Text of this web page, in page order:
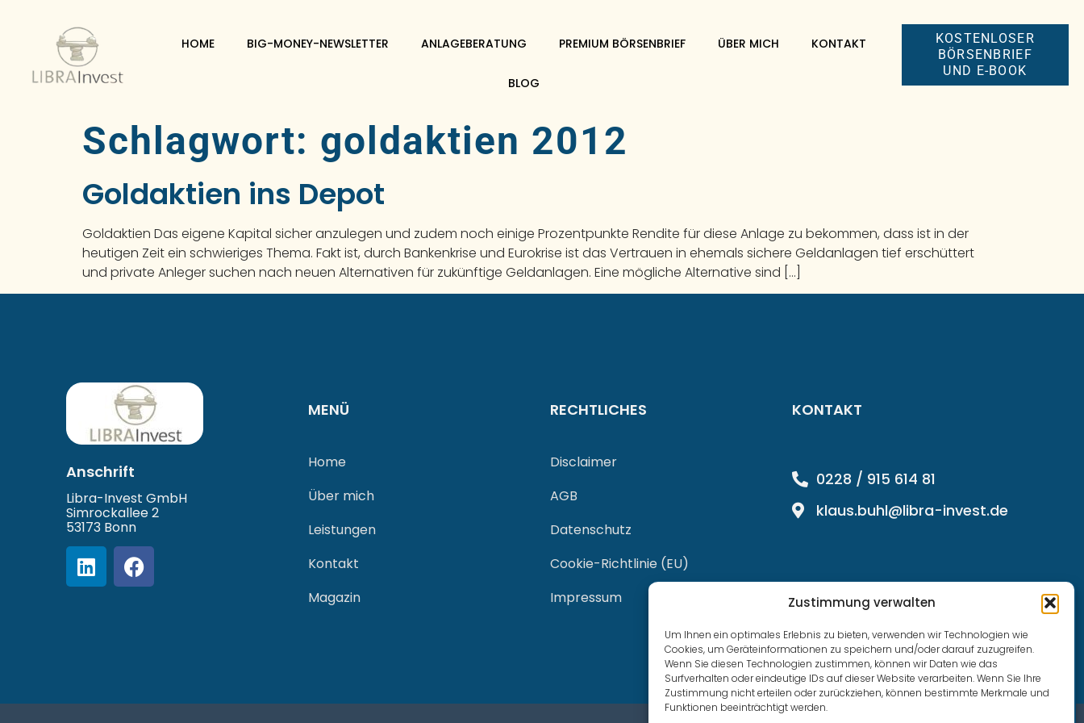
Zustimmung verwalten
Um Ihnen ein optimales Erlebnis zu bieten, verwenden wir Technologien wie
Cookies, um Geräteinformationen zu speichern und/oder darauf zuzugreifen.
Wenn Sie diesen Technologien zustimmen, können wir Daten wie das
Surfverhalten oder eindeutige IDs auf dieser Website verarbeiten. Wenn Sie Ihre
Zustimmung nicht erteilen oder zurückziehen, können bestimmte Merkmale und
Funktionen beeinträchtigt werden.
HOME BIG-MONEY-NEWSLETTER ANLAGEBERATUNG PREMIUM BÖRSENBRIEF ÜBER MICH KONTAKT
BLOG
KOSTENLOSER
BÖRSENBRIEF
UND E-BOOK
Schlagwort: goldaktien 2012
Goldaktien ins Depot
Goldaktien Das eigene Kapital sicher anzulegen und zudem noch einige Prozentpunkte Rendite für diese Anlage zu bekommen, dass ist in der
heutigen Zeit ein schwieriges Thema. Fakt ist, durch Bankenkrise und Eurokrise ist das Vertrauen in ehemals sichere Geldanlagen tief erschüttert
und private Anleger suchen nach neuen Alternativen für zukünftige Geldanlagen. Eine mögliche Alternative sind […]
Anschrift
Libra-Invest GmbH
Simrockallee 2
53173 Bonn
MENÜ
Home
Über mich
Leistungen
Kontakt
Magazin
RECHTLICHES
Disclaimer
AGB
Datenschutz
Cookie-Richtlinie (EU)
Impressum
KONTAKT
0228 / 915 614 81
klaus.buhl@libra-invest.de